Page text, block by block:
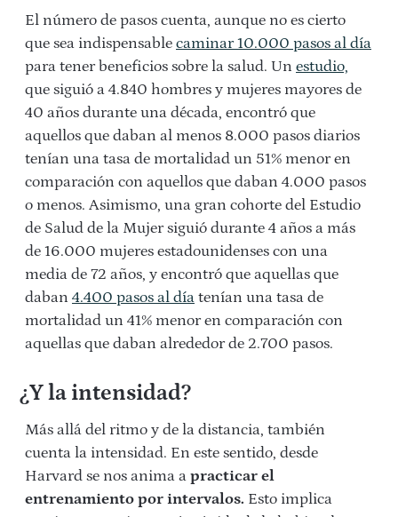
El número de pasos cuenta, aunque no es cierto
que sea indispensable caminar 10.000 pasos al día
para tener beneficios sobre la salud. Un estudio,
que siguió a 4.840 hombres y mujeres mayores de
40 años durante una década, encontró que
aquellos que daban al menos 8.000 pasos diarios
tenían una tasa de mortalidad un 51% menor en
comparación con aquellos que daban 4.000 pasos
o menos. Asimismo, una gran cohorte del Estudio
de Salud de la Mujer siguió durante 4 años a más
de 16.000 mujeres estadounidenses con una
media de 72 años, y encontró que aquellas que
daban 4.400 pasos al día tenían una tasa de
mortalidad un 41% menor en comparación con
aquellas que daban alrededor de 2.700 pasos.
¿Y la intensidad?
Más allá del ritmo y de la distancia, también
cuenta la intensidad. En este sentido, desde
Harvard se nos anima a practicar el
entrenamiento por intervalos. Esto implica